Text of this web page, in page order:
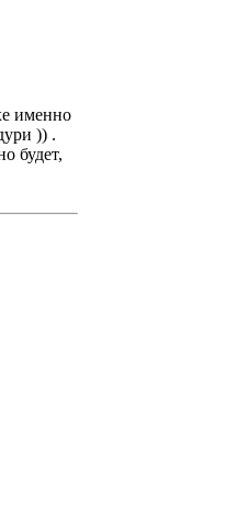
именно
)) .
будет,